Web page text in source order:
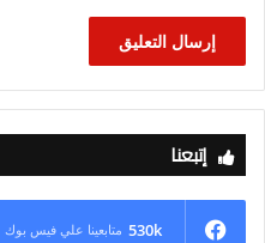
إتبعنا
530k متابعينا علي فيس بوك